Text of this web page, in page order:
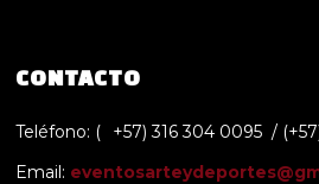
CONTACTO
Teléfono: (
+57) 316 304 0095 /
Email: